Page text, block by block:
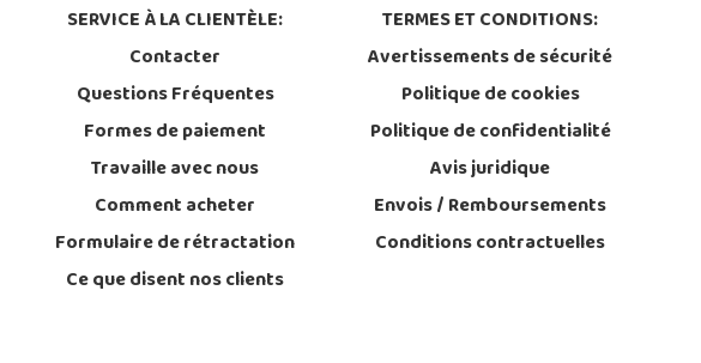
SERVICE À LA CLIENTÈLE:
Contacter
Questions Fréquentes
Formes de paiement
Travaille avec nous
Comment acheter
Formulaire de rétractation
Ce que disent nos clients
TERMES ET CONDITIONS:
Avertissements de sécurité
Politique de cookies
Politique de confidentialité
Avis juridique
Envois / Remboursements
Conditions contractuelles